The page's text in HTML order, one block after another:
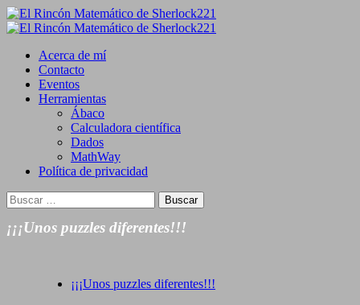
Saltar
al
Primary
Acerca de mí
Contacto
Eventos
Herramientas
Ábaco
Calculadora científica
Dados
MathWay
Política de privacidad
Buscar:
¡¡¡Unos puzzles diferentes!!!
¡¡¡Unos puzzles diferentes!!!